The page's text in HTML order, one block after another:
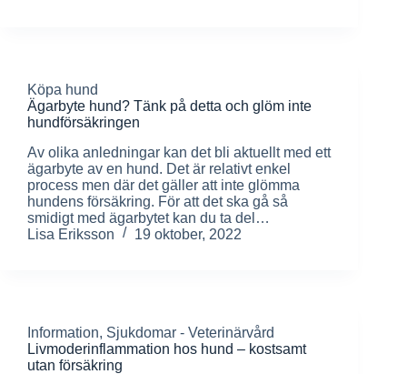
Köpa hund
Ägarbyte hund? Tänk på detta och glöm inte
hundförsäkringen
Av olika anledningar kan det bli aktuellt med ett
ägarbyte av en hund. Det är relativt enkel
process men där det gäller att inte glömma
hundens försäkring. För att det ska gå så
smidigt med ägarbytet kan du ta del…
Lisa Eriksson
19 oktober, 2022
Information, Sjukdomar - Veterinärvård
Livmoderinflammation hos hund – kostsamt
utan försäkring